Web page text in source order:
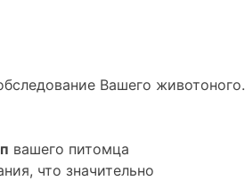
Вашего животоного.
вашего питомца
что значительно